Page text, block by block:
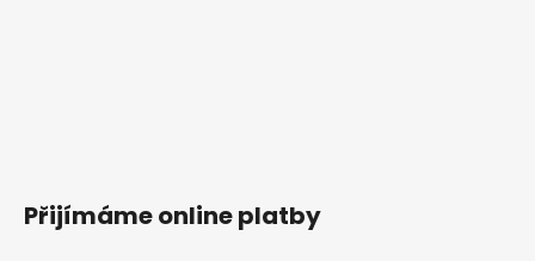
Přijímáme online platby